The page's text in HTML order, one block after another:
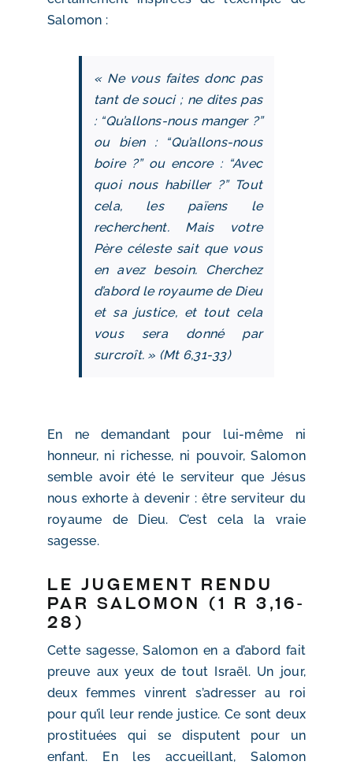
Salomon :
« Ne vous faites donc pas
tant de souci ; ne dites pas
: “Qu’allons-nous manger ?”
ou bien : “Qu’allons-nous
boire ?” ou encore : “Avec
quoi nous habiller ?” Tout
cela, les païens le
recherchent. Mais votre
Père céleste sait que vous
en avez besoin. Cherchez
d’abord le royaume de Dieu
et sa justice, et tout cela
vous sera donné par
surcroît. » (Mt 6,31-33)
En ne demandant pour lui-même ni
honneur, ni richesse, ni pouvoir, Salomon
semble avoir été le serviteur que Jésus
nous exhorte à devenir : être serviteur du
royaume de Dieu. C’est cela la vraie
sagesse.
Le jugement rendu
par Salomon (1 R 3,16-
28)
Cette sagesse, Salomon en a d’abord fait
preuve aux yeux de tout Israël. Un jour,
deux femmes vinrent s’adresser au roi
pour qu’il leur rende justice. Ce sont deux
prostituées qui se disputent pour un
enfant. En les accueillant, Salomon